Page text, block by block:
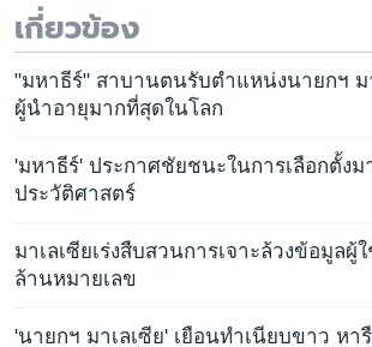
เกี่ยวข้อง
"มหาธีร์" สาบานตนรับตำแหน่งนายกฯ
ผู้นำอายุมากที่สุดในโลก
'มหาธีร์' ประกาศชัยชนะในการเลือกตั้งม
ประวัติศาสตร์
มาเลเซียเร่งสืบสวนการเจาะล้วงข้อมูลผู้
ล้านหมายเลข
'นายกฯ มาเลเซีย' เยือนทำเนียบขาว หา